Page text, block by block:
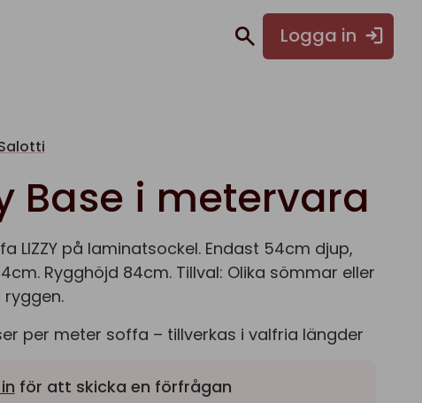
Logga in
Base i metervara
LIZZY på laminatsockel. Endast 54cm djup,
Rygghöjd 84cm. Tillval: Olika sömmar eller
per meter soffa – tillverkas i valfria längder
för att skicka en förfrågan